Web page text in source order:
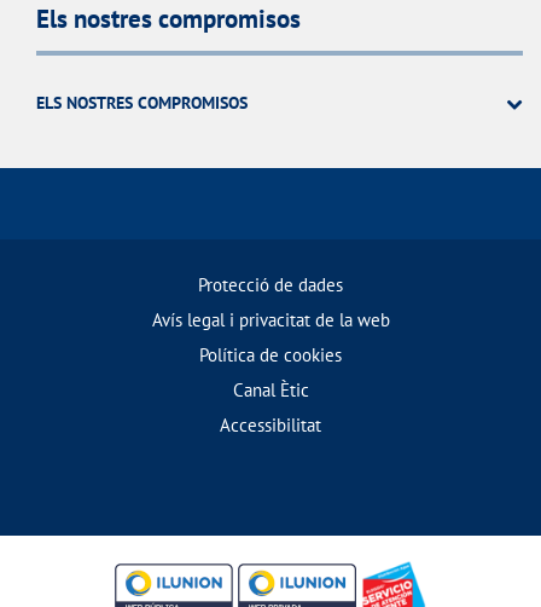
Els nostres compromisos
ELS NOSTRES COMPROMISOS
Protecció de dades
Avís legal i privacitat de la web
Política de cookies
Canal Ètic
Accessibilitat